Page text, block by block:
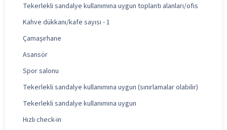
Tekerlekli sandalye kullanımına uygun toplantı alanları/ofis
Kahve dükkanı/kafe sayısı - 1
Çamaşırhane
Asansör
Spor salonu
Tekerlekli sandalye kullanımına uygun (sınırlamalar olabilir)
Tekerlekli sandalye kullanımına uygun
Hızlı check-in